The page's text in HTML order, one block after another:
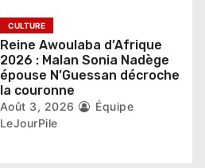
CULTURE
Reine Awoulaba d’Afrique
2026 : Malan Sonia Nadège
épouse N’Guessan décroche
la couronne
Août 3, 2026
Équipe
LeJourPile